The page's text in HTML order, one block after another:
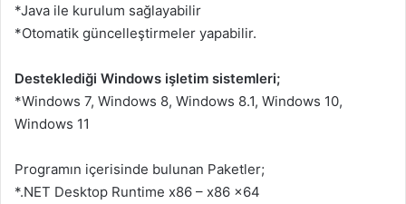
*Java ile kurulum sağlayabilir
*Otomatik güncelleştirmeler yapabilir.
Desteklediği Windows işletim sistemleri;
*Windows 7, Windows 8, Windows 8.1, Windows 10,
Windows 11
Programın içerisinde bulunan Paketler;
*.NET Desktop Runtime x86 – x86 x64